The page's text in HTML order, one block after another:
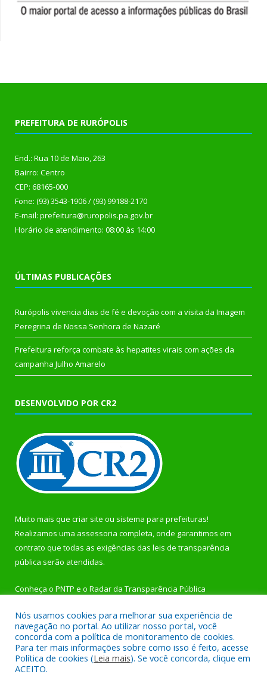
PREFEITURA DE RURÓPOLIS
End.: Rua 10 de Maio, 263
Bairro: Centro
CEP: 68165-000
Fone: (93) 3543-1906 / (93) 99188-2170
E-mail: prefeitura@ruropolis.pa.gov.br
Horário de atendimento: 08:00 às 14:00
ÚLTIMAS PUBLICAÇÕES
Rurópolis vivencia dias de fé e devoção com a visita da Imagem
Peregrina de Nossa Senhora de Nazaré
Prefeitura reforça combate às hepatites virais com ações da
campanha Julho Amarelo
DESENVOLVIDO POR CR2
Muito mais que criar site ou sistema para prefeituras!
Realizamos uma assessoria completa, onde garantimos em
contrato que todas as exigências das leis de transparência
pública serão atendidas.
Conheça o PNTP e o Radar da Transparência Pública
Todos os direitos reservados a Prefeitura Municipal de
Rurópolis.
Nós usamos cookies para melhorar sua experiência de
navegação no portal. Ao utilizar nosso portal, você
concorda com a política de monitoramento de cookies.
Para ter mais informações sobre como isso é feito, acesse
Política de cookies (Leia mais). Se você concorda, clique em
ACEITO.